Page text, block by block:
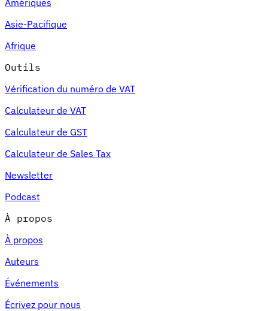
Asie-Pacifique
Afrique
Outils
Vérification du numéro de VAT
Calculateur de VAT
Calculateur de GST
Calculateur de Sales Tax
Newsletter
Podcast
À propos
À propos
Auteurs
Événements
Écrivez pour nous